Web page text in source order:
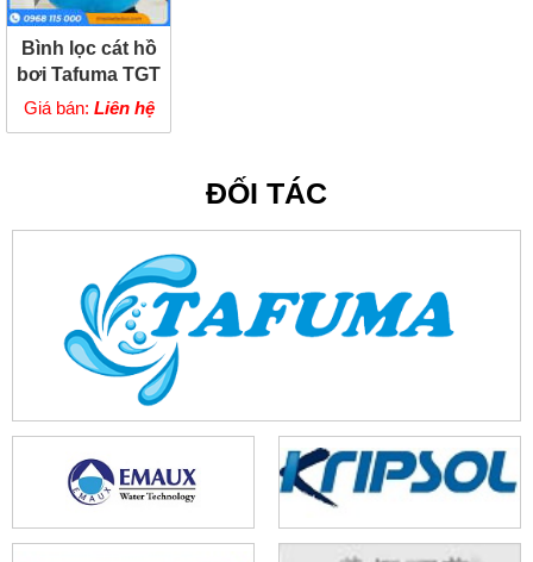
Bình lọc cát hồ
bơi Tafuma TGT
Giá bán: Liên hệ
ĐỐI TÁC